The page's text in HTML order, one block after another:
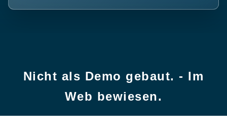
Nicht als Demo gebaut. - Im
Web bewiesen.